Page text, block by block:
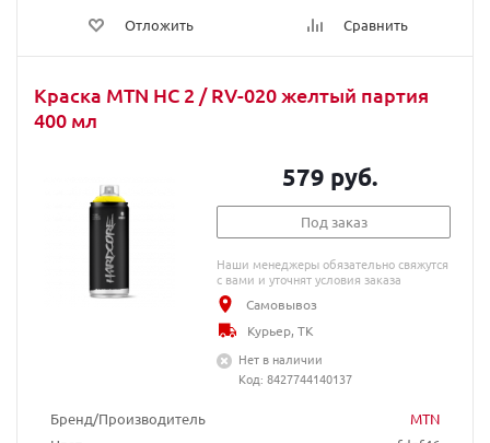
Отложить Сравнить
Краска MTN HC 2 / RV-020 желтый партия
400 мл
Бренд/Производитель
MTN
579 руб.
Под заказ
Наши менеджеры обязательно свяжутся
с вами и уточнят условия заказа
Самовывоз
Курьер, ТК
Нет в наличии
Код: 8427744140137